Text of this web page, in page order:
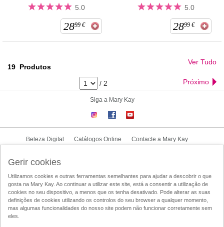
5.0
2899 €
5.0
2899 €
19 Produtos
Ver Tudo
/ 2 Próximo
Siga a Mary Kay
Beleza Digital Catálogos Online
Contacte a Mary Kay
Condições de Utilização Politica de Privacidade
Politica-UGC
Acesso ao Mary Kay Intouch
Localizador de Consultoras de Beleza
DSA
Gerir cookies
Utilizamos cookies e outras ferramentas semelhantes para ajudar a descobrir o que
gosta na Mary Kay. Ao continuar a utilizar este site, está a consentir a utilização de
cookies no seu dispositivo, a menos que os tenha desativado. Pode alterar as suas
definições de cookies utilizando os controlos do seu browser a qualquer momento,
mas algumas funcionalidades do nosso site podem não funcionar corretamente sem
eles.